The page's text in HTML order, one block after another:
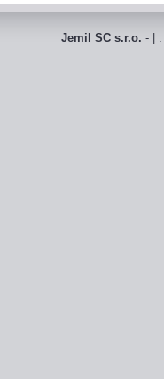
Jemil SC s.r.o. - |